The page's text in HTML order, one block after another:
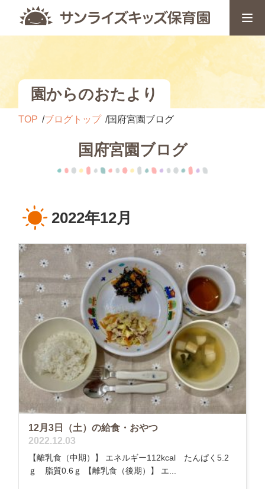
園からのおたより
TOP ブログトップ 国府宮園ブログ
国府宮園ブログ
2022年12月
12月3日（土）の給食・おやつ
2022.12.03
【離乳食（中期）】 エネルギー112kcal たんぱく5.2
ｇ 脂質0.6ｇ 【離乳食（後期）】 エ...